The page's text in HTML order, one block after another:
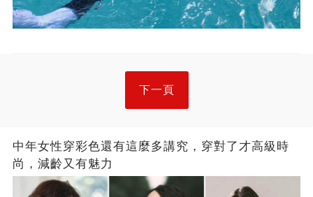
下一頁
中年女性穿彩色還有這麼多講究，穿對了才高級時
尚，減齡又有魅力